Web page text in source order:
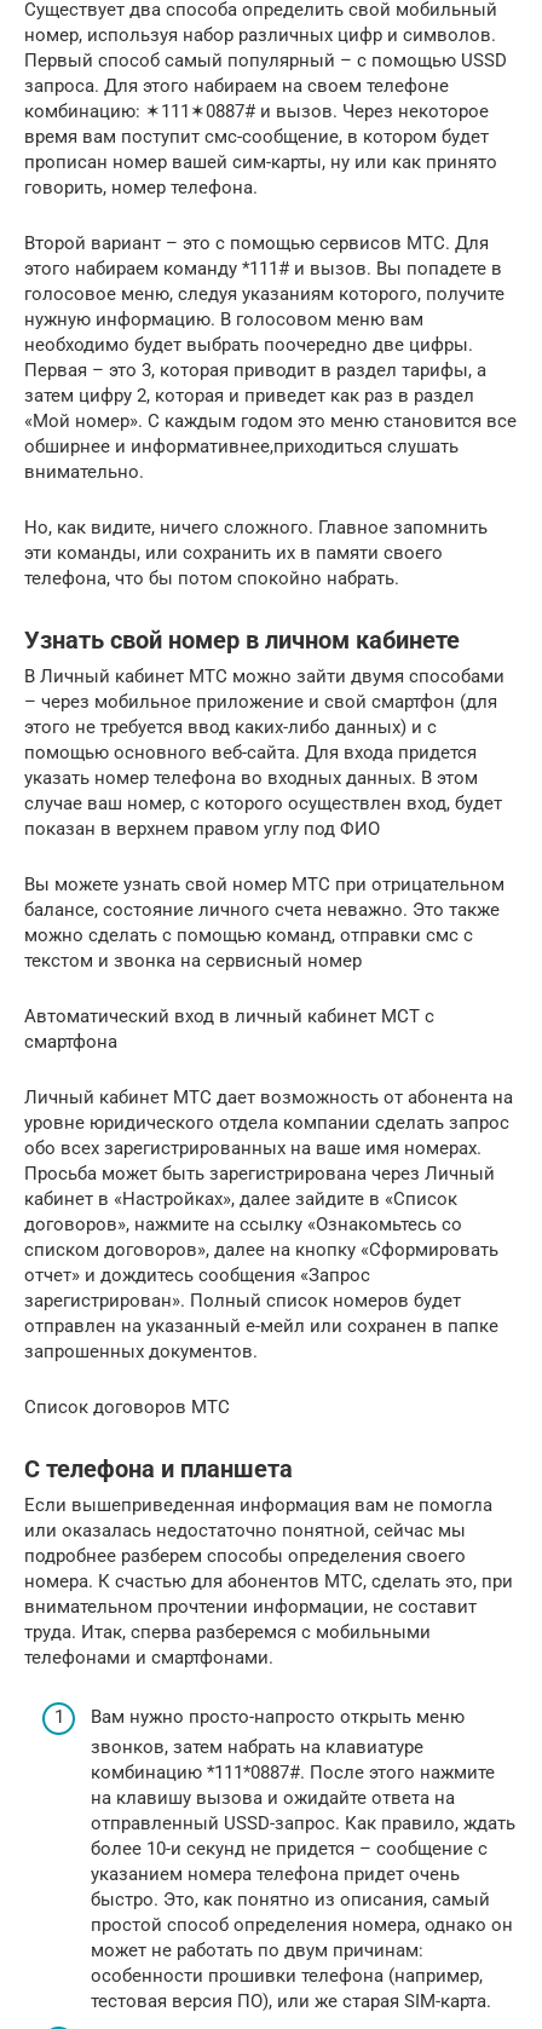
Существует два способа определить свой мобильный
номер, используя набор различных цифр и символов.
Первый способ самый популярный – с помощью USSD
запроса. Для этого набираем на своем телефоне
комбинацию: ✶111✶0887# и вызов. Через некоторое
время вам поступит смс-сообщение, в котором будет
прописан номер вашей сим-карты, ну или как принято
говорить, номер телефона.
Второй вариант – это с помощью сервисов МТС. Для
этого набираем команду *111# и вызов. Вы попадете в
голосовое меню, следуя указаниям которого, получите
нужную информацию. В голосовом меню вам
необходимо будет выбрать поочередно две цифры.
Первая – это 3, которая приводит в раздел тарифы, а
затем цифру 2, которая и приведет как раз в раздел
«Мой номер». С каждым годом это меню становится все
обширнее и информативнее,приходиться слушать
внимательно.
Но, как видите, ничего сложного. Главное запомнить
эти команды, или сохранить их в памяти своего
телефона, что бы потом спокойно набрать.
Узнать свой номер в личном кабинете
В Личный кабинет МТС можно зайти двумя способами
– через мобильное приложение и свой смартфон (для
этого не требуется ввод каких-либо данных) и с
помощью основного веб-сайта. Для входа придется
указать номер телефона во входных данных. В этом
случае ваш номер, с которого осуществлен вход, будет
показан в верхнем правом углу под ФИО
Вы можете узнать свой номер МТС при отрицательном
балансе, состояние личного счета неважно. Это также
можно сделать с помощью команд, отправки смс с
текстом и звонка на сервисный номер
Автоматический вход в личный кабинет МСТ с
смартфона
Личный кабинет МТС дает возможность от абонента на
уровне юридического отдела компании сделать запрос
обо всех зарегистрированных на ваше имя номерах.
Просьба может быть зарегистрирована через Личный
кабинет в «Настройках», далее зайдите в «Список
договоров», нажмите на ссылку «Ознакомьтесь со
списком договоров», далее на кнопку «Сформировать
отчет» и дождитесь сообщения «Запрос
зарегистрирован». Полный список номеров будет
отправлен на указанный е-мейл или сохранен в папке
запрошенных документов.
Список договоров МТС
С телефона и планшета
Если вышеприведенная информация вам не помогла
или оказалась недостаточно понятной, сейчас мы
подробнее разберем способы определения своего
номера. К счастью для абонентов МТС, сделать это, при
внимательном прочтении информации, не составит
труда. Итак, сперва разберемся с мобильными
телефонами и смартфонами.
Вам нужно просто-напросто открыть меню
звонков, затем набрать на клавиатуре
комбинацию *111*0887#. После этого нажмите
на клавишу вызова и ожидайте ответа на
отправленный USSD-запрос. Как правило, ждать
более 10-и секунд не придется – сообщение с
указанием номера телефона придет очень
быстро. Это, как понятно из описания, самый
простой способ определения номера, однако он
может не работать по двум причинам:
особенности прошивки телефона (например,
тестовая версия ПО), или же старая SIM-карта.